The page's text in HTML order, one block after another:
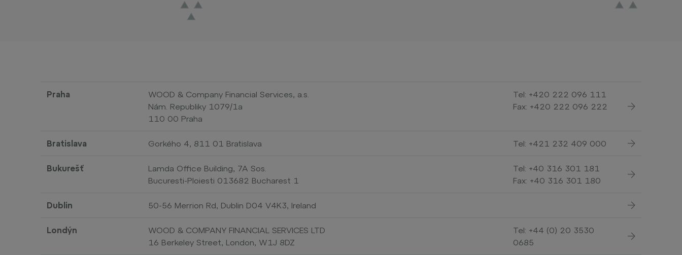
Praha
WOOD & Company Financial Services, a.s.
Nám. Republiky 1079/1a
110 00 Praha
Tel: +420 222 096 111
Fax: +420 222 096 222
Bratislava Gorkého 4, 811 01 Bratislava Tel: +421 232 409 000
Bukurešť
Lamda Office Building, 7A Sos.
Bucuresti-Ploiesti 013682 Bucharest 1
Tel: +40 316 301 181
Fax: +40 316 301 180
Dublin 50-56 Merrion Rd, Dublin D04 V4K3, Ireland
Londýn
WOOD & COMPANY FINANCIAL SERVICES LTD
16 Berkeley Street, London, W1J 8DZ
Tel: +44 (0) 20 3530
0685